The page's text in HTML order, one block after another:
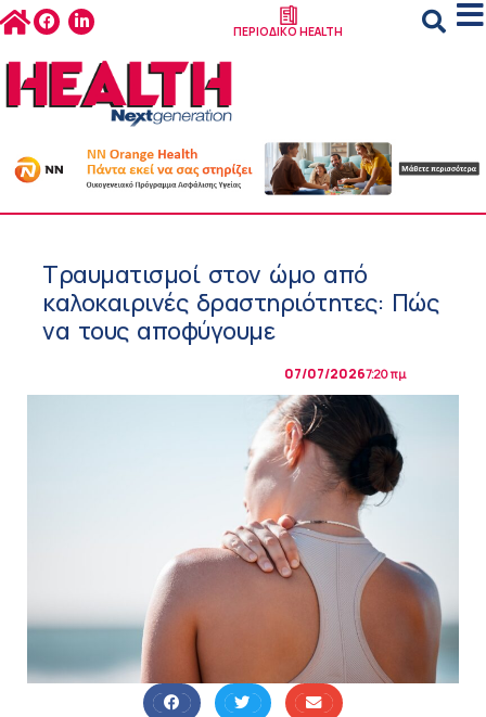
ΠΕΡΙΟΔΙΚΟ HEALTH
Τραυματισμοί στον ώμο από
καλοκαιρινές δραστηριότητες: Πώς
να τους αποφύγουμε
07/07/20267:20 πμ